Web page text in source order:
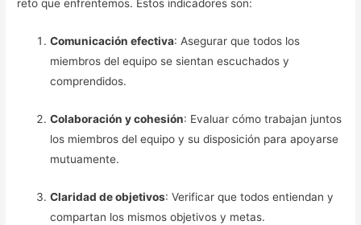
reto que enfrentemos. Estos indicadores son:
Comunicación efectiva: Asegurar que todos los
miembros del equipo se sientan escuchados y
comprendidos.
Colaboración y cohesión: Evaluar cómo trabajan juntos
los miembros del equipo y su disposición para apoyarse
mutuamente.
Claridad de objetivos: Verificar que todos entiendan y
compartan los mismos objetivos y metas.